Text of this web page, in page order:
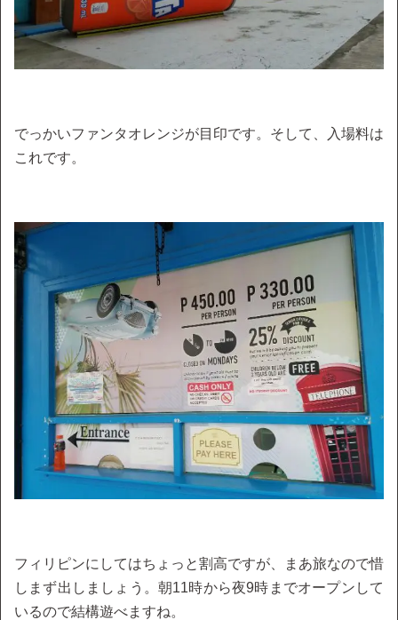
でっかいファンタオレンジが目印です。そして、入場料は
これです。
フィリピンにしてはちょっと割高ですが、まあ旅なので惜
しまず出しましょう。朝11時から夜9時までオープンして
いるので結構遊べますね。